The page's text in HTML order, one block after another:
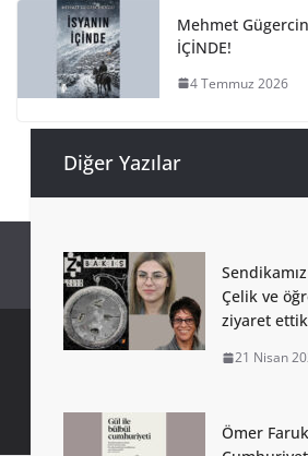
Mehmet
İÇİNDE!
4 Temmuz 2026
Copyright © 2026 Türkiye Yazarlar
Diğer Yazılar
Çelik ve
ziyaret
21 Nisan
Ömer